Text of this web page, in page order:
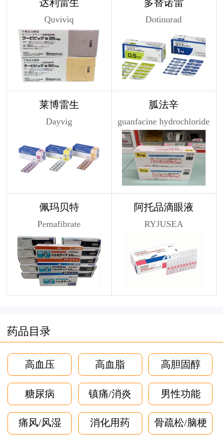
达利雷生
Quviviq
多替诺雷
Dotinurad
莱博雷生
Dayvig
胍法辛
guanfacine hydrochloride
佩玛贝特
Pemafibrate
阿托品滴眼液
RYJUSEA
药品目录
高血压 高血脂 高胆固醇
糖尿病 镇痛/消炎 男性功能
痛风/风湿 消化用药 骨疏松/脑梗